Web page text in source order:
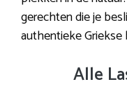
gerechten die je
authentieke
Alle